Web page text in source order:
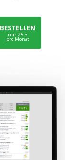
BESTELLEN
nur 25 €
pro Monat